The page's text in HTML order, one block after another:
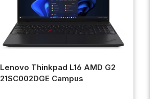
Lenovo Thinkpad L16 AMD G2
21SC002DGE Campus